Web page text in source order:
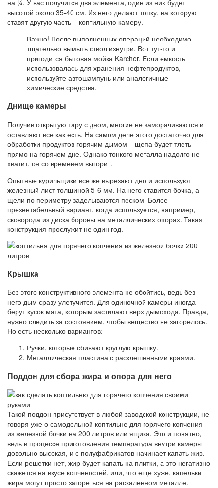
на ¼. У вас получится два элемента, один из них будет
высотой около 35-40 см. Из него делают топку, на которую
ставят другую часть – коптильную камеру.
Важно! После выполненных операций необходимо
тщательно вымыть ствол изнутри. Вот тут-то и
пригодится бытовая мойка Karcher. Если емкость
использовалась для хранения нефтепродуктов,
используйте автошампунь или аналогичные
химические средства.
Днище камеры
Получив открытую тару с дном, многие не заморачиваются и
оставляют все как есть. На самом деле этого достаточно для
обработки продуктов горячим дымом – щепа будет тлеть
прямо на горячем дне. Однако тонкого металла надолго не
хватит, он со временем выгорит.
Опытные курильщики все же вырезают дно и используют
железный лист толщиной 5-6 мм. На него ставится бочка, а
щели по периметру заделываются песком. Более
презентабельный вариант, когда используется, например,
сковорода из диска бороны на металлических опорах. Такая
конструкция прослужит не один год.
Крышка
Без этого конструктивного элемента не обойтись, ведь без
него дым сразу улетучится. Для одиночной камеры иногда
берут кусок мата, которым застилают верх дымохода. Правда,
нужно следить за состоянием, чтобы вещество не загорелось.
Но есть несколько вариантов:
Ручки, которые сбивают круглую крышку.
Металлическая пластина с расклешенными краями.
Поддон для сбора жира и опора для него
Такой поддон присутствует в любой заводской конструкции, не
говоря уже о самодельной коптильне для горячего копчения
из железной бочки на 200 литров или ящика. Это и понятно,
ведь в процессе приготовления температура внутри камеры
довольно высокая, и с полуфабрикатов начинает капать жир.
Если решетки нет, жир будет капать на плитки, а это негативно
скажется на вкусе копченостей, или, что еще хуже, капельки
жира могут просто загореться на раскаленном металле.